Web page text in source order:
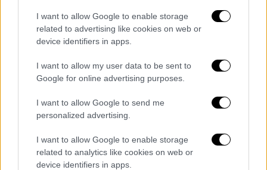
I want to allow Google to enable storage
related to advertising like cookies on web or
device identifiers in apps.
I want to allow my user data to be sent to
Google for online advertising purposes.
I want to allow Google to send me
personalized advertising.
I want to allow Google to enable storage
related to analytics like cookies on web or
device identifiers in apps.
Το μέλλον του πολέμου: Το
περιστρεφόμενο drone - «φάντασμα»
που «χάνεται» από τα μάτια σας
«Στο δικό μας drone, ολόκληρη η κατασκευή